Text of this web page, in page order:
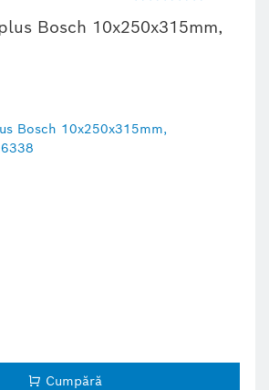
Bosch 10x250x315mm,
Cumpără